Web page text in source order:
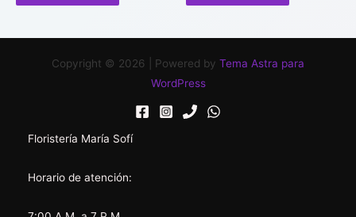
Copyright © 2026 | Powered by Tema Astra para
WordPress
Floristería María Sofí
Horario de atención: